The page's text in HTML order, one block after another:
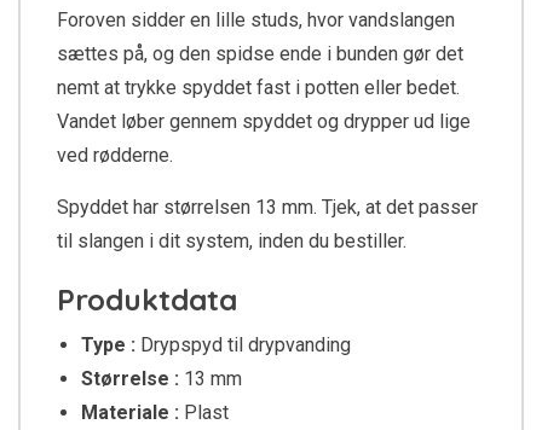
Foroven sidder en lille studs, hvor vandslangen
sættes på, og den spidse ende i bunden gør det
nemt at trykke spyddet fast i potten eller bedet.
Vandet løber gennem spyddet og drypper ud lige
ved rødderne.
Spyddet har størrelsen 13 mm. Tjek, at det passer
til slangen i dit system, inden du bestiller.
Produktdata
Type : Drypspyd til drypvanding
Størrelse : 13 mm
Materiale : Plast